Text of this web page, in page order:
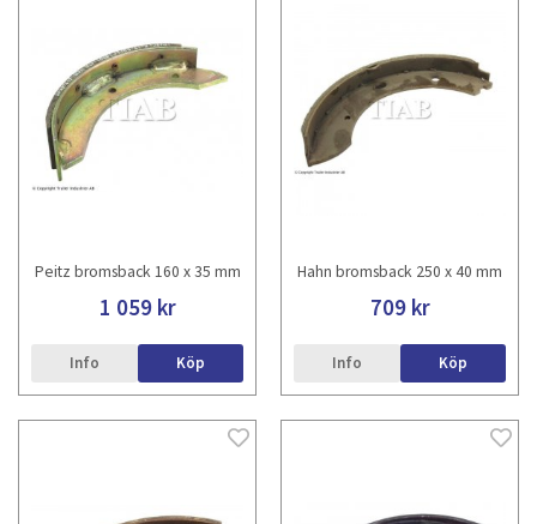
Peitz bromsback 160 x 35 mm
1 059 kr
Info Köp
Hahn bromsback 250 x 40 mm
709 kr
Info Köp